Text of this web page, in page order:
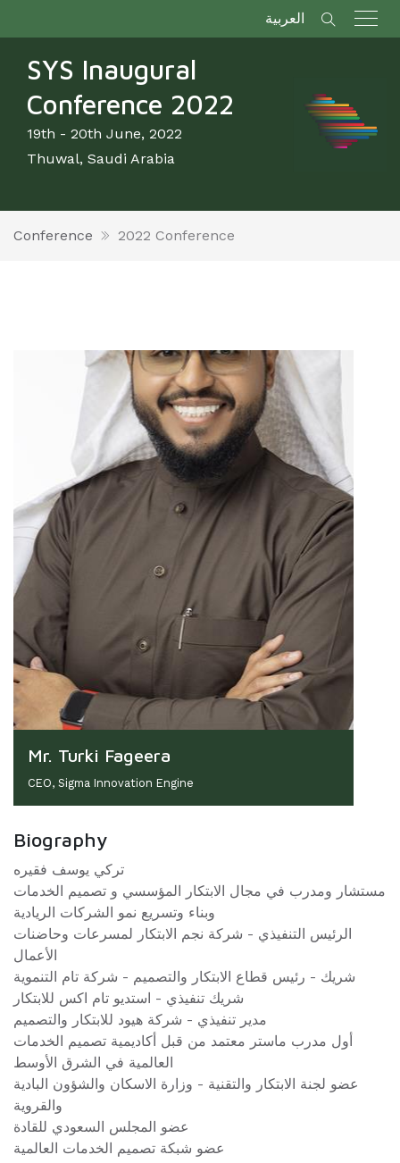
SYS Inaugural
Conference 2022
19th - 20th June, 2022
Thuwal, Saudi Arabia
العربية
Conference 2022 Conference
Mr. Turki Fageera
CEO, Sigma Innovation Engine
Biography
تركي يوسف فقيره
مستشار ومدرب في مجال الابتكار المؤسسي و تصميم الخدمات
وبناء وتسريع نمو الشركات الريادية
الرئيس التنفيذي - شركة نجم الابتكار لمسرعات وحاضنات
الأعمال
شريك - رئيس قطاع الابتكار والتصميم - شركة تام التنموية
شريك تنفيذي - استديو تام اكس للابتكار
مدير تنفيذي - شركة هيود للابتكار والتصميم
أول مدرب ماستر معتمد من قبل أكاديمية تصميم الخدمات
العالمية في الشرق الأوسط
عضو لجنة الابتكار والتقنية - وزارة الاسكان والشؤون البادية
والقروية
عضو المجلس السعودي للقادة
عضو شبكة تصميم الخدمات العالمية